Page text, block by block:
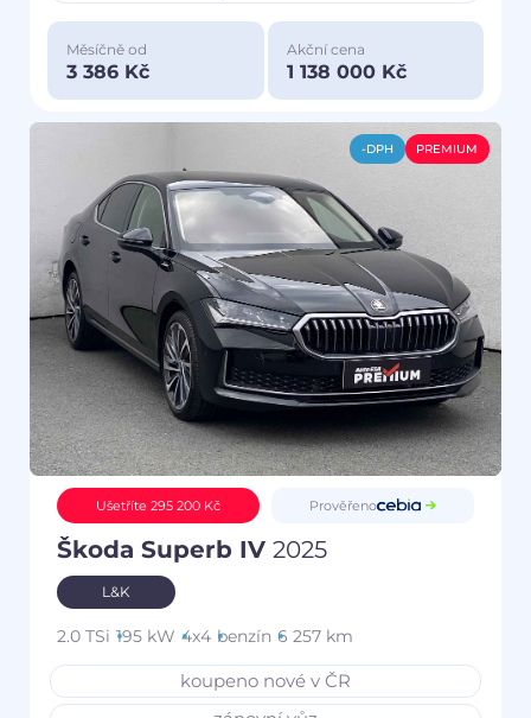
Měsíčně od
3 386 Kč
Akční cena
1 138 000 Kč
-DPH PREMIUM
Ušetříte 295 200 Kč Prověřeno
Škoda Superb IV 2025
L&K
2.0 TSi 195 kW 4x4 benzín 6 257 km
koupeno nové v ČR